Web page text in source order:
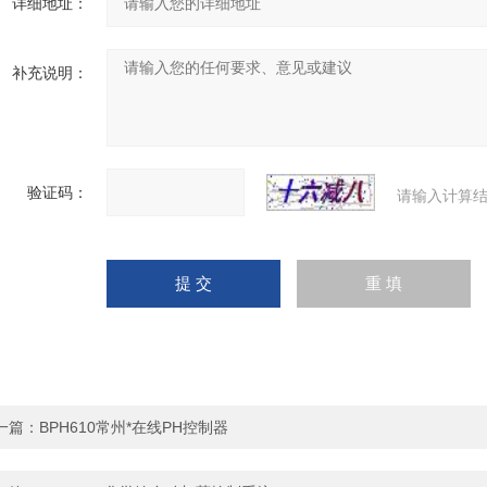
补充说明：
验证码： 请输入计算
篇： BPH610常州*在线PH控制器